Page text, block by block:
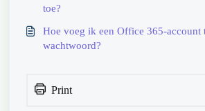
toe?
Hoe voeg ik een Office 365-account
wachtwoord?
Print